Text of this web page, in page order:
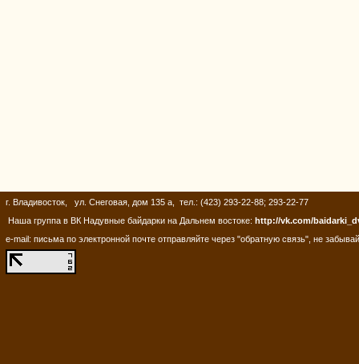
г. Владивосток, ул. Снеговая, дом 135 а, тел.: (423) 293-22-88; 293-22-77
Наша группа в ВК Надувные байдарки на Дальнем востоке: http://vk.com/
e-mail: письма по электронной почте отправляйте через "обратную связь", не